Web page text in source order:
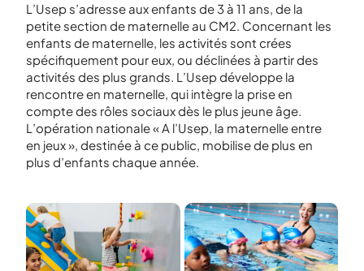
L’Usep s’adresse aux enfants de 3 à 11 ans, de la
petite section de maternelle au CM2. Concernant les
enfants de maternelle, les activités sont crées
spécifiquement pour eux, ou déclinées à partir des
activités des plus grands. L’Usep développe la
rencontre en maternelle, qui intègre la prise en
compte des rôles sociaux dès le plus jeune âge.
L’opération nationale « A l’Usep, la maternelle entre
en jeux », destinée à ce public, mobilise de plus en
plus d’enfants chaque année.